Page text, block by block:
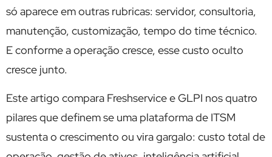
só aparece em outras rubricas: servidor, consultoria,
manutenção, customização, tempo do time técnico.
E conforme a operação cresce, esse custo oculto
cresce junto.
Este artigo compara Freshservice e GLPI nos quatro
pilares que definem se uma plataforma de ITSM
sustenta o crescimento ou vira gargalo: custo total de